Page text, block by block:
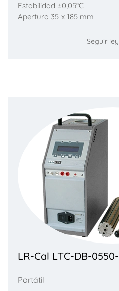
Estabilidad ±0,05°C
Apertura 35 x 185 mm
Seguir
LR-Cal LTC-DB-
Portátil